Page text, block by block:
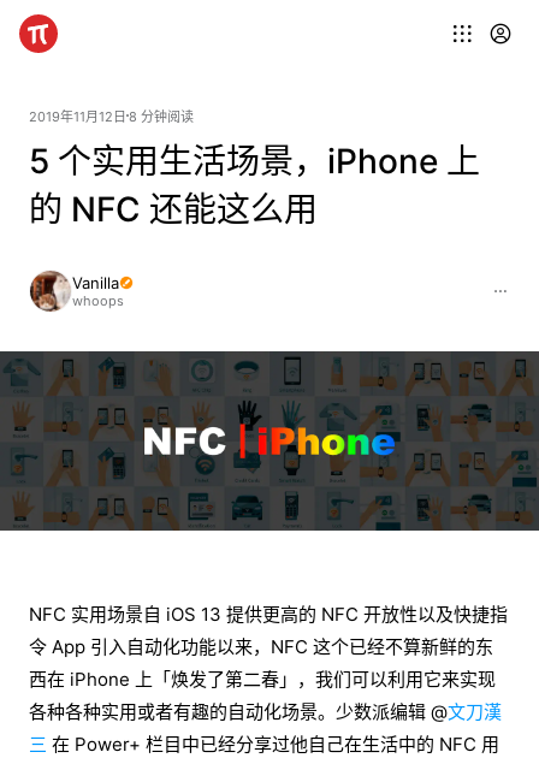
2019年11月12日 8 分钟阅读
5 个实用生活场景，iPhone 上
的 NFC 还能这么用
Vanilla
whoops
NFC 实用场景自 iOS 13 提供更高的 NFC 开放性以及快捷指
令 App 引入自动化功能以来，NFC 这个已经不算新鲜的东
西在 iPhone 上「焕发了第二春」，我们可以利用它来实现
各种各种实用或者有趣的自动化场景。少数派编辑 @文刀漢
三 在 Power+ 栏目中已经分享过他自己在生活中的 NFC 用